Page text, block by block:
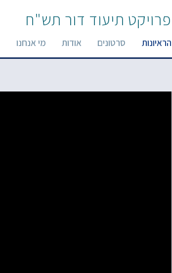
פרויקט תיעוד דור תש"ח
הראיונות סרטונים אודות מי אנחנו